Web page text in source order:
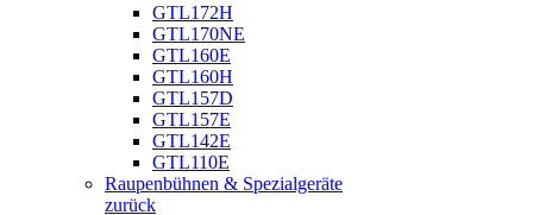
GTL172H
GTL170NE
GTL160E
GTL160H
GTL157D
GTL157E
GTL142E
GTL110E
Raupenbühnen & Spezialgeräte
zurück